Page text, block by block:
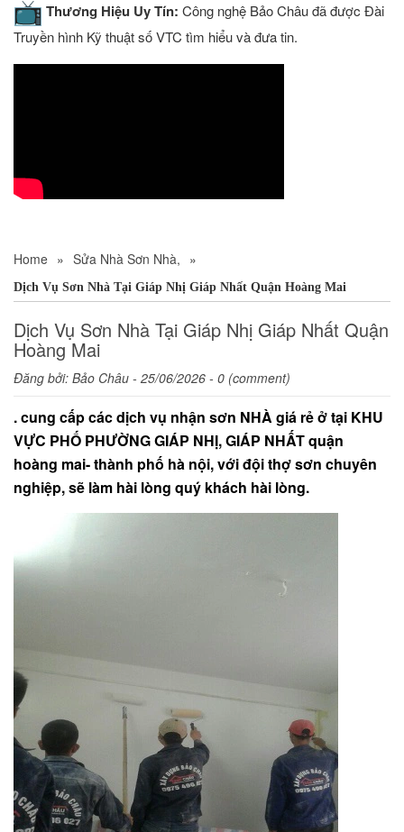
Thương Hiệu Uy Tín: Công nghệ Bảo Châu đã được Đài
Truyền hình Kỹ thuật số VTC tìm hiểu và đưa tin.
Home » Sửa Nhà Sơn Nhà, »
Dịch Vụ Sơn Nhà Tại Giáp Nhị Giáp Nhất Quận Hoàng Mai
Dịch Vụ Sơn Nhà Tại Giáp Nhị Giáp Nhất Quận
Hoàng Mai
Đăng bởi: Bảo Châu - 25/06/2026 - 0 (comment)
. cung cấp các dịch vụ nhận sơn NHÀ giá rẻ ở tại KHU
VỰC PHỐ PHƯỜNG GIÁP NHỊ, GIÁP NHẤT quận
hoàng mai- thành phố hà nội, với đội thợ sơn chuyên
nghiệp, sẽ làm hài lòng quý khách hài lòng.